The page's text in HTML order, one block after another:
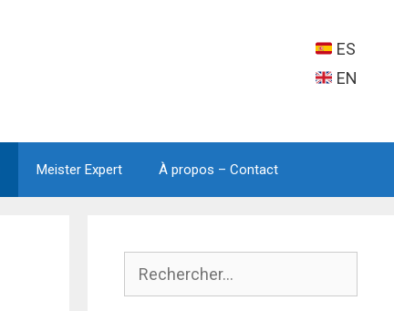
ES
EN
Meister Expert À propos – Contact